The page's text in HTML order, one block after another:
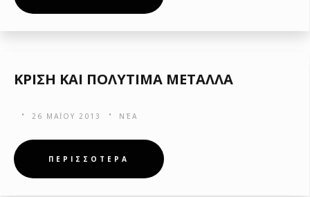
ΚΡΙΣΗ ΚΑΙ ΠΟΛΥΤΙΜΑ ΜΕΤΑΛΛΑ
26 ΜΑΪ́ΟΥ 2013 ΝΈΑ
ΠΕΡΙΣΣΟΤΕΡΑ